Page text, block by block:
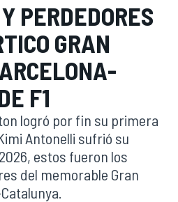
PERDEDORES
GRAN
F1
logró por fin su primera
Antonelli sufrió su
estos fueron los
del memorable Gran